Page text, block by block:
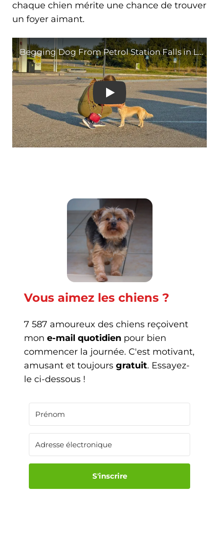
chaque chien mérite une chance de trouver
un foyer aimant.
Begging Dog From
Vous aimez les chiens ?
7 587 amoureux des chiens reçoivent
mon e-mail quotidien pour bien
commencer la journée. C'est motivant,
amusant et toujours gratuit. Essayez-
le ci-dessous !
S'inscrire